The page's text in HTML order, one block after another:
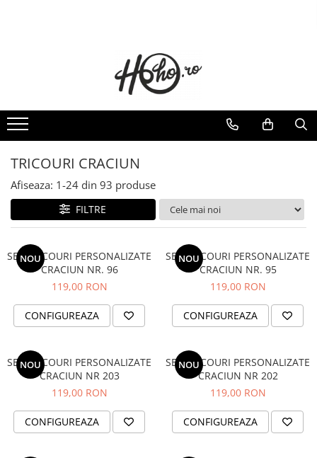
SET 3 PIESE
TRICOURI CRACIUN - BUNICI
TRICOURI CRACIUN - NASI
TRICOURI CUPLU
TRICOURI FEMEI
TRICOURI CUPLU CRACIUN
TRICOURI CUPLU CRACIUN
CADOURI CRACIUN
TRICOURI ANIVERSARE
TRICOURI PARINTI + COPIL
BODY/ TRICOU COPII
TRICOURI BUNICI
TRICOURI MOSICI
TRICOURI CRACIUN
Afiseaza: 1-24 din 93 produse
FILTRE
NOU
SET TRICOURI PERSONALIZATE
CRACIUN NR. 96
119,00 RON
CONFIGUREAZA
NOU
SET TRICOURI PERSONALIZATE
CRACIUN NR. 95
119,00 RON
CONFIGUREAZA
NOU
SET TRICOURI PERSONALIZATE
CRACIUN NR 203
119,00 RON
CONFIGUREAZA
NOU
SET TRICOURI PERSONALIZATE
CRACIUN NR 202
119,00 RON
CONFIGUREAZA